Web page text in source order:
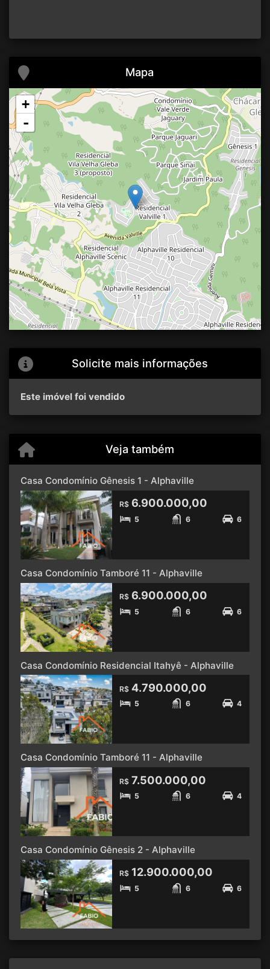
Mapa
+
-
Solicite mais informações
Este imóvel foi vendido
Veja também
Casa Condomínio Gênesis 1 - Alphaville
R$ 6.900.000,00
5 6 6
Casa Condomínio Tamboré 11 - Alphaville
R$ 6.900.000,00
5 6 6
Casa Condomínio Residencial Itahyê - Alphaville
R$ 4.790.000,00
5 6 4
Casa Condomínio Tamboré 11 - Alphaville
R$ 7.500.000,00
5 6 4
Casa Condomínio Gênesis 2 - Alphaville
R$ 12.900.000,00
5 6 6